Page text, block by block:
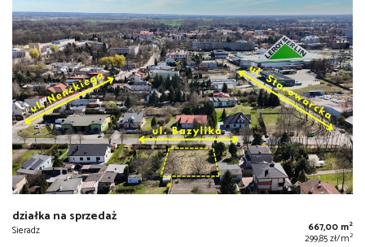
działka na sprzedaż
Sieradz 667,00 m2
299,85 zł/m2